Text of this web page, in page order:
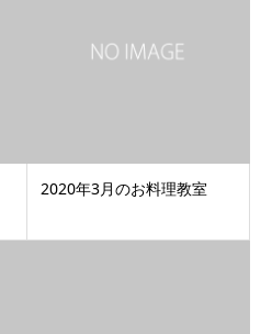
2020年3月のお料理教室